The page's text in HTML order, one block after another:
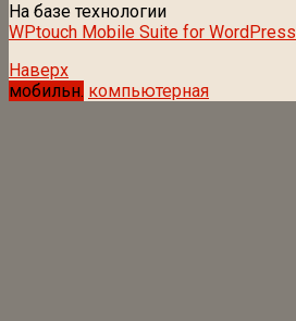
На базе технологии
WPtouch Mobile Suite for WordPress
Наверх
мобильн. компьютерная